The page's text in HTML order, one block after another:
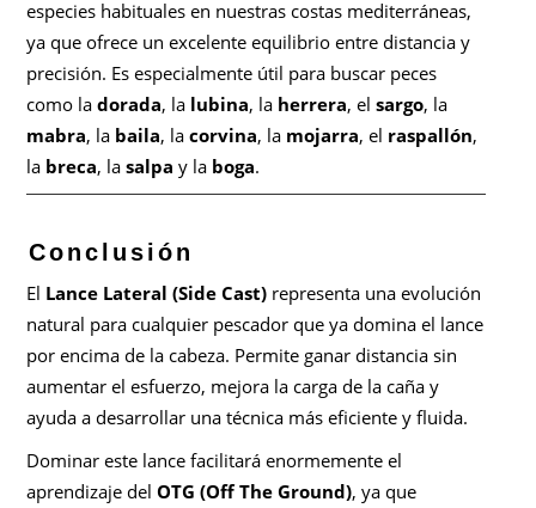
especies habituales en nuestras costas mediterráneas,
ya que ofrece un excelente equilibrio entre distancia y
precisión. Es especialmente útil para buscar peces
como ladorada, la lubina, la herrera, elsargo, la
mabra, la baila, lacorvina, la mojarra, el raspallón,
la breca, lasalpa y la boga.
Conclusión
El Lance Lateral (Side Cast) representa una evolución
natural para cualquier pescador que ya domina el lance
por encima de la cabeza. Permite ganar distancia sin
aumentar el esfuerzo, mejora la carga de la caña y
ayuda a desarrollar una técnica más eficiente y fluida.
Dominar este lance facilitará enormemente el
aprendizaje delOTG (Off The Ground), ya que